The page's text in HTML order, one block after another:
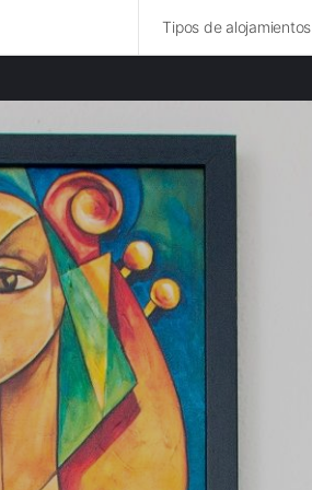
Tipos de alojamientos
en Ruhr provincia
en Lieja provincia
en Trier provincia
en Rhein-Hunsrück-Kreis provincia
en Arnsberg provincia
en Eindhoven provincia